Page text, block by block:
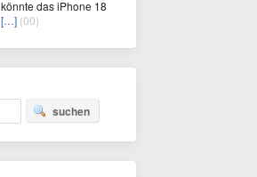
könnte das iPhone 18
[…] (00)
suchen